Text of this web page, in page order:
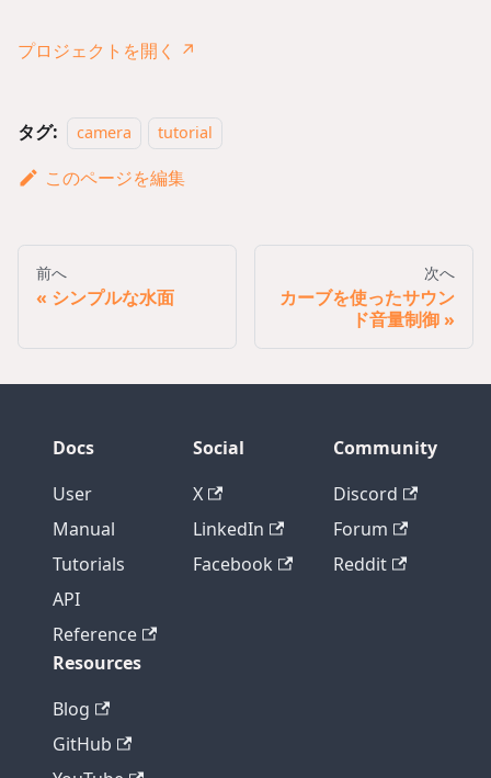
プロジェクトを開く ↗
タグ: camera tutorial
このページを編集
前へ
シンプルな水面
次へ
カーブを使ったサウン
ド音量制御
Docs
User
Manual
Tutorials
API
Reference
Social
X
LinkedIn
Facebook
Community
Discord
Forum
Reddit
Resources
Blog
GitHub